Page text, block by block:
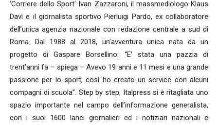
‘Corriere dello Sport’ Ivan Zazzaroni, il massmediologo Klaus
Davì e il giornalista sportivo Pierluigi Pardo, ex collaboratore
dell’unica agenzia nazionale con redazione centrale a sud di
Roma. Dal 1988 al 2018, un’avventura unica nata da un
progetto di Gaspare Borsellino: “E’ stata una pazzia di
trent’anni fa – spiega – Avevo 19 anni e 11 mesi e una grande
passione per lo sport, così ho creato un service con alcuni
compagni di scuola”. Step by step, Italpress si è ritagliata uno
spazio importante nel campo dell’informazione generalista,
con i suoi 1600 lanci giornalieri ed i notiziari nazionali e